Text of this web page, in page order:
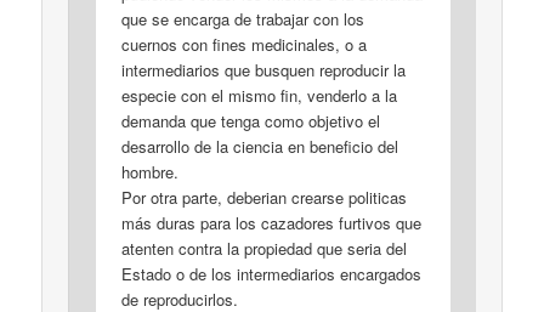
que se encarga de trabajar con los
cuernos con fines medicinales, o a
intermediarios que busquen reproducir la
especie con el mismo fin, venderlo a la
demanda que tenga como objetivo el
desarrollo de la ciencia en beneficio del
hombre.
Por otra parte, deberian crearse politicas
más duras para los cazadores furtivos que
atenten contra la propiedad que seria del
Estado o de los intermediarios encargados
de reproducirlos.